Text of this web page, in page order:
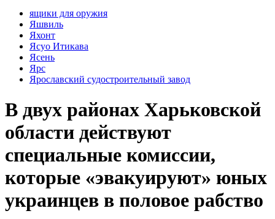
ящики для оружия
Яшвиль
Яхонт
Ясуо Итикава
Ясень
Ярс
Ярославский судостроительный завод
В двух районах Харьковской
области действуют
специальные комиссии,
которые «эвакуируют» юных
украинцев в половое рабство